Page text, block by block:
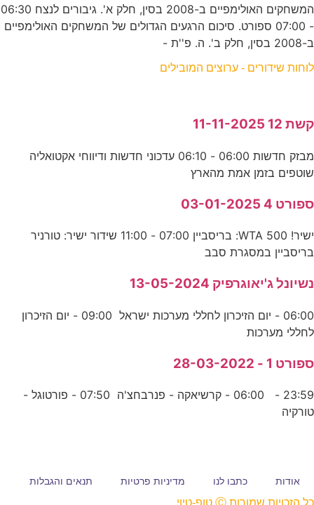
המשחקים האולימפיים ב-2008 בסין, חלק א'. גיבורים לנצח 06:30
- 07:00 ספורט. סיכום הרגעים הגדולים של המשחקים האולימפיים
ב-2008 בסין, חלק ב'. ה. פ''ת -
לוחות שידורים - ערוצים המובילים
קשת 12 11-11-2025
מבזק חדשות 06:00 - 06:10 עדכוני חדשות ודיווחי אקטואליה
שוטפים בזמן אמת מהארץ
ספורט 4 03-01-2025
ישיר! WTA 500: בריסביין 07:00 - 11:00 שידור ישיר: טורניר
בריסביין במסגרת סבב
נשיונל ג'יאוגרפיק 13-05-2024
06:00 - יום הזיכרון לחללי מערכות ישראל 09:00 - יום הזיכרון
לחללי מערכות
ספורט 1 - 28-03-2022
23:59 - 06:00 - קרשיאקה - פנרבחצ'ה 07:50 - פורטוגל -
טורקיה
אודות כתבו לנו מדיניות פרטיות תנאים והגבלות